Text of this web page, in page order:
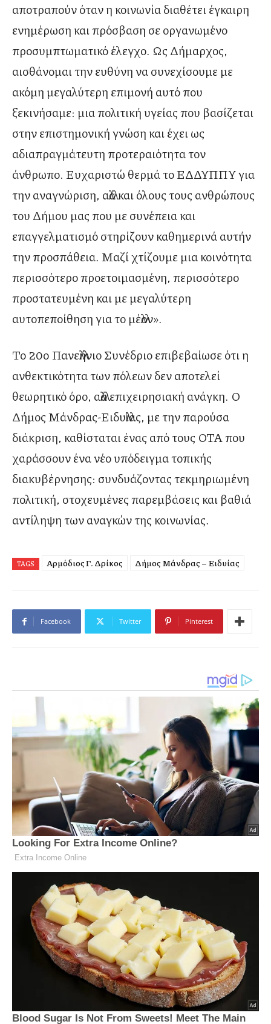
αποτραπούν όταν η κοινωνία διαθέτει έγκαιρη
ενημέρωση και πρόσβαση σε οργανωμένο
προσυμπτωματικό έλεγχο. Ως Δήμαρχος,
αισθάνομαι την ευθύνη να συνεχίσουμε με
ακόμη μεγαλύτερη επιμονή αυτό που
ξεκινήσαμε: μια πολιτική υγείας που βασίζεται
στην επιστημονική γνώση και έχει ως
αδιαπραγμάτευτη προτεραιότητα τον
άνθρωπο. Ευχαριστώ θερμά το ΕΔΔΥΠΠΥ για
την αναγνώριση, αλλά και όλους τους ανθρώπους
του Δήμου μας που με συνέπεια και
επαγγελματισμό στηρίζουν καθημερινά αυτήν
την προσπάθεια. Μαζί χτίζουμε μια κοινότητα
περισσότερο προετοιμασμένη, περισσότερο
προστατευμένη και με μεγαλύτερη
αυτοπεποίθηση για το μέλλον».
Το 20o Πανελλήνιο Συνέδριο επιβεβαίωσε ότι η
ανθεκτικότητα των πόλεων δεν αποτελεί
θεωρητικό όρο, αλλά επιχειρησιακή ανάγκη. Ο
Δήμος Μάνδρας-Ειδυλλίας, με την παρούσα
διάκριση, καθίσταται ένας από τους ΟΤΑ που
χαράσσουν ένα νέο υπόδειγμα τοπικής
διακυβέρνησης: συνδυάζοντας τεκμηριωμένη
πολιτική, στοχευμένες παρεμβάσεις και βαθιά
αντίληψη των αναγκών της κοινωνίας.
TAGS Αρμόδιος Γ. Δρίκος Δήμος Μάνδρας – Ειδυλλίας
Facebook Twitter Pinterest